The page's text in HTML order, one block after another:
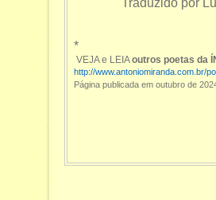
Traduzido por
*
VEJA e LEIAoutros poetas da
http://www.antoniomiranda.com.br/
Página publicada em outubro de